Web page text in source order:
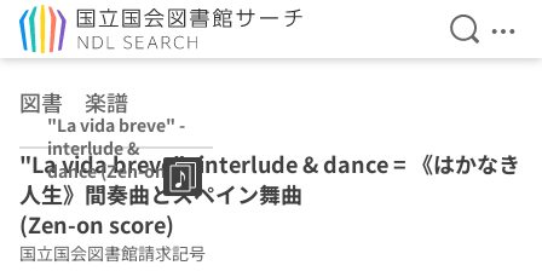
検索を
メ
図書 楽譜
"La vida breve" -
interlude &
dance (Zen-on
score)
"La vida breve" -interlude & dance = 《はかなき
人生》間奏曲とスペイン舞曲
(Zen-on score)
国立国会図書館請求記号